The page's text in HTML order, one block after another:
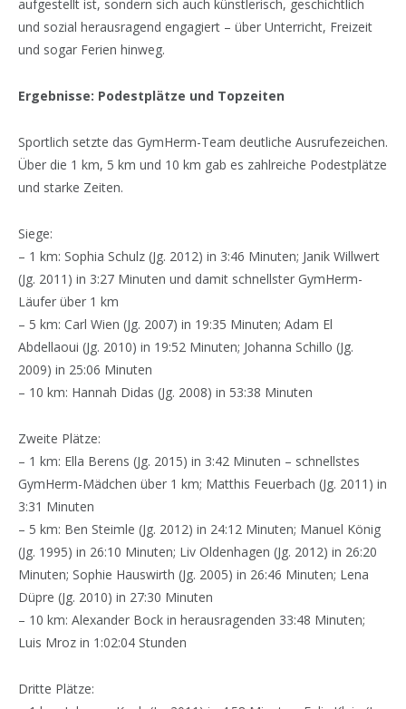
aufgestellt ist, sondern sich auch künstlerisch, geschichtlich
und sozial herausragend engagiert – über Unterricht, Freizeit
und sogar Ferien hinweg.
Ergebnisse: Podestplätze und Topzeiten
Sportlich setzte das GymHerm-Team deutliche Ausrufezeichen.
Über die 1 km, 5 km und 10 km gab es zahlreiche Podestplätze
und starke Zeiten.
Siege:
– 1 km: Sophia Schulz (Jg. 2012) in 3:46 Minuten; Janik Willwert
(Jg. 2011) in 3:27 Minuten und damit schnellster GymHerm-
Läufer über 1 km
– 5 km: Carl Wien (Jg. 2007) in 19:35 Minuten; Adam El
Abdellaoui (Jg. 2010) in 19:52 Minuten; Johanna Schillo (Jg.
2009) in 25:06 Minuten
– 10 km: Hannah Didas (Jg. 2008) in 53:38 Minuten
Zweite Plätze:
– 1 km: Ella Berens (Jg. 2015) in 3:42 Minuten – schnellstes
GymHerm-Mädchen über 1 km; Matthis Feuerbach (Jg. 2011) in
3:31 Minuten
– 5 km: Ben Steimle (Jg. 2012) in 24:12 Minuten; Manuel König
(Jg. 1995) in 26:10 Minuten; Liv Oldenhagen (Jg. 2012) in 26:20
Minuten; Sophie Hauswirth (Jg. 2005) in 26:46 Minuten; Lena
Düpre (Jg. 2010) in 27:30 Minuten
– 10 km: Alexander Bock in herausragenden 33:48 Minuten;
Luis Mroz in 1:02:04 Stunden
Dritte Plätze: